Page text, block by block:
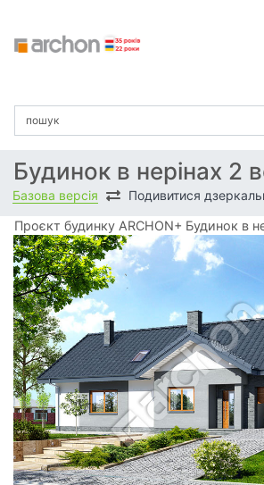
Будинок в нерінах 2
Базова версія Подивитися
Проєкт будинку ARCHON+ Будинок в